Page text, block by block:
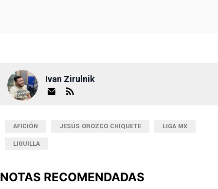
Ivan Zirulnik
AFICIÓN JESÚS OROZCO CHIQUETE
LIGA MX
LIGUILLA
NOTAS RECOMENDADAS